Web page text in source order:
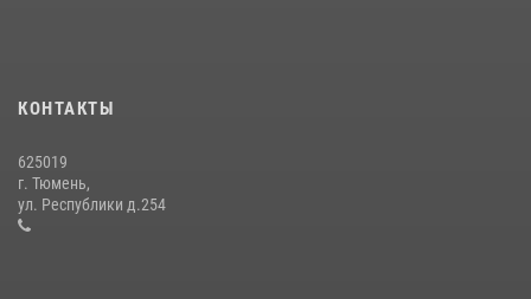
Сотрудники тюменского СОБР "Сова" отработали навыки
десантирования на Урале
16 июля 2026, 10:42
КОНТАКТЫ
625019
г. Тюмень,
ул. Республики д.254